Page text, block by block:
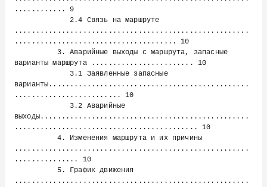
............ 9
             2.4 Связь на маршруте
.......................................................
...................................... 10
варианты маршрута ........................ 10
варианты...............................................
......................... 10
выходы.................................................
........................................... 10
.......................................................
............... 10
.......................................................